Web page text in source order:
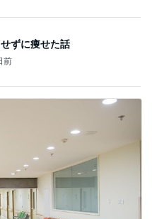
ずに痩せた話
前